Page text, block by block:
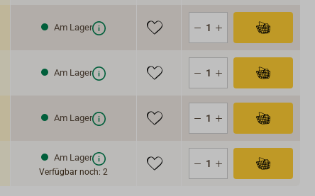
Am Lager
Am Lager
Am Lager
Am Lager
Verfügbar noch: 2